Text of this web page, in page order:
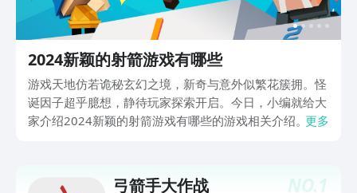
2024新颖的射箭游戏有哪些
游戏天地仿若诡秘玄幻之境，新奇与意外似繁花簇拥。怪
诞因子超乎臆想，静待玩家探索开启。今日，小编就给大
家介绍2024新颖的射箭游戏有哪些的游戏相关介绍。游
更多
NO.1
弓箭手大作战